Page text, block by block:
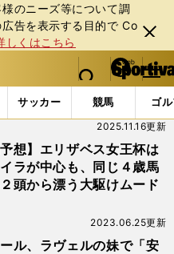
のニーズ等について調
告を表⽰する⽬的で Co
しくはこちら
閉じ
る
web Sportiva (webスポルティーバ)
検索
マイペ
ー
ジ
メニュ
サッカー 競馬 ゴ
ス・ 情報
予想】エリザベス女王杯は
ラが中心も、同じ４歳馬
頭から漂う大駆けムード
2025.11.16更新
ル、ラヴェルの妹で「安
2023.06.25更新